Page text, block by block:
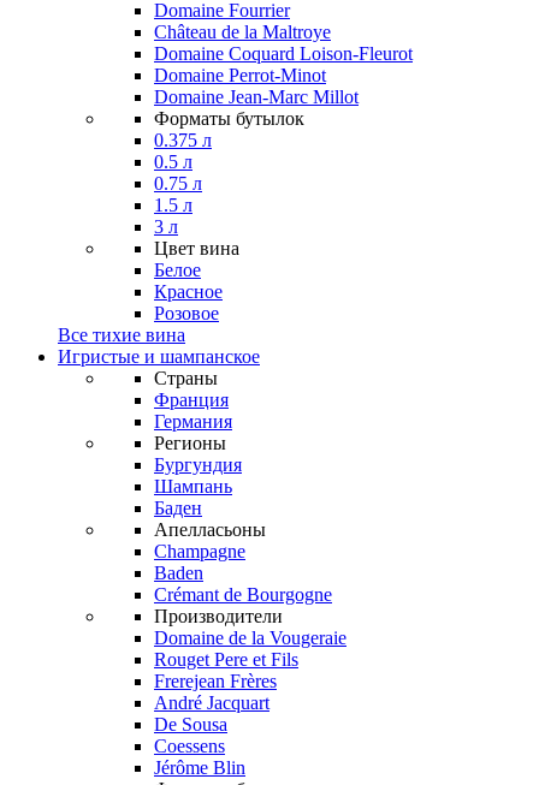
Domaine Fourrier
Château de la Maltroye
Domaine Coquard Loison-Fleurot
Domaine Perrot-Minot
Domaine Jean-Marc Millot
Форматы бутылок
0.375 л
0.5 л
0.75 л
1.5 л
3 л
Цвет вина
Белое
Красное
Розовое
Все тихие вина
Игристые и шампанское
Страны
Франция
Германия
Регионы
Бургундия
Шампань
Баден
Апелласьоны
Champagne
Baden
Crémant de Bourgogne
Производители
Domaine de la Vougeraie
Rouget Pere et Fils
Frerejean Frères
André Jacquart
De Sousa
Coessens
Jérôme Blin